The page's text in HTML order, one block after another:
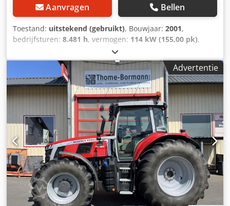
Aanvragen Bellen
Toestand: uitstekend (gebruikt), Bouwjaar: 2001,
bedrijfsturen: 8.481 h, vermogen: 114 kW (155,00 pk),
, brandstoftype:
registratie:05/2001, kleur:overig, Uitrusting:
airconditioning, = Aanvullende opties en accessoires = - 1
Brandstoftank - ABS Chjdszph R Topfx Ag Dja - Armsteun -
Dikke assen - Hydrauliek - Naafreductie - PTO - Sper =
Meer informatie = Algemene informatie Cabine: dag
Technische informatie Koppel: 663 Nm Aantal cilinders: 6
Motorinhoud: 5.998 cc Aandrijving Aandrijving: Wiel Motor
type: Perkins 1006-60TWG Transmissie Transmissie: 32
versnellingen Asconfiguratie Bandenprofiel: 70% Remmen:
schijfremmen Vooras: Differentieelslot; Meesturend
Achteras: Dubbellucht; Differentieelslot Gewichten Ledig
gewicht: 6.700 kg Laadvermogen: 3.800 kg GVW: 10.500 kg
Functioneel Snelwisselsysteem: Ja Staat Technische staat:
zeer goed Optische staat: zeer goed
Advertentie